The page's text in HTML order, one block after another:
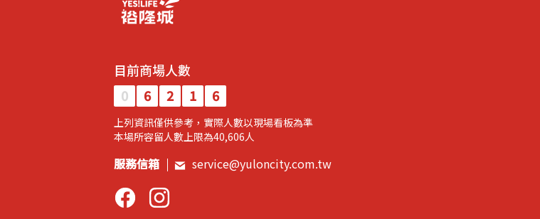
目前商場人數
0
6 2 1 6
上列資訊僅供參考，實際人數以現場看板為準
​本場所容留人數上限為40,606人​
服務信箱 service@yuloncity.com.tw